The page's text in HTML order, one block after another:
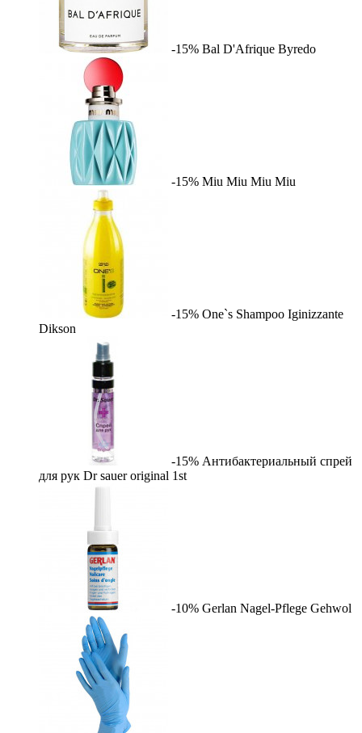
-15% Bal D'Afrique Byredo
-15% Miu Miu Miu Miu
-15% One`s Shampoo Iginizzante
Dikson
-15% Антибактериальный спрей
для рук Dr sauer original 1st
-10% Gerlan Nagel-Pflege Gehwol